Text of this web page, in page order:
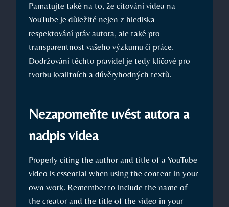
Pamatujte také na to, že citování videa na
YouTube je důležité nejen z hlediska
respektování práv autora, ale také pro
transparentnost vašeho výzkumu či práce.
Dodržování těchto pravidel je tedy klíčové pro
tvorbu kvalitních a důvěryhodných textů.
Nezapomeňte uvést autora a
nadpis videa
Properly citing the author and title of a YouTube
video is essential when using the content in your
own work. Remember to include the name of
the creator and the title of the video in your